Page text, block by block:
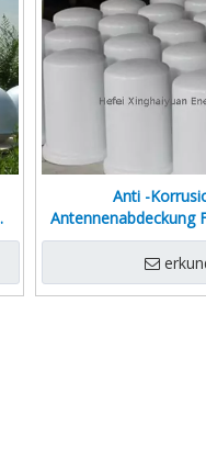
Anti -
Antennenabdeckung